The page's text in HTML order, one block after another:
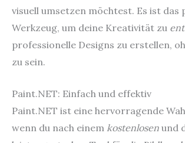
visuell umsetzen möchtest. Es ist das
Werkzeug, um deine Kreativität zu
professionelle Designs zu erstellen,
zu sein.
Paint.NET: Einfach und effektiv
Paint.NET ist eine hervorragende
wenn du nach einem kostenlosen und